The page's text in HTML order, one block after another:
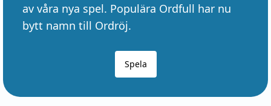
av våra nya spel. Populära Ordfull har nu
bytt namn till Ordröj.
Spela